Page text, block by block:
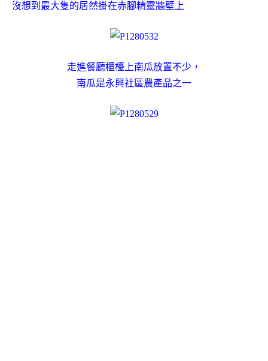
沒想到最大隻的居然掛在赤腳精靈牆壁上
走進餐廳櫃檯上南瓜放置不少，
南瓜是永興社區農產品之一